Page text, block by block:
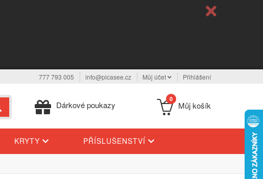
777 793 005 info@picasee.cz Můj účet Přihlášení
Dárkové poukazy
0
Můj košík
KRYTY PŘÍSLUŠENSTVÍ